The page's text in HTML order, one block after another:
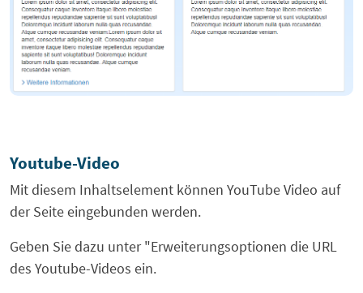
Youtube-Video
Mit diesem Inhaltselement können YouTube Video auf
der Seite eingebunden werden.
Geben Sie dazu unter "Erweiterungsoptionen die URL
des Youtube-Videos ein.